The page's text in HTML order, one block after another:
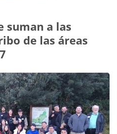
suman a las
de las áreas